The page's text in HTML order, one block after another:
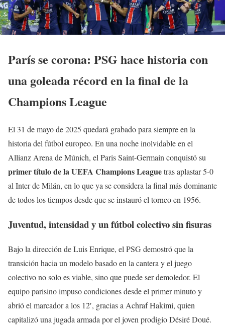
París se corona: PSG hace historia con
una goleada récord en la final de la
Champions League
El 31 de mayo de 2025 quedará grabado para siempre en la
historia del fútbol europeo. En una noche inolvidable en el
Allianz Arena de Múnich, el Paris Saint-Germain conquistó su
primer título de la UEFA Champions Leaguetras aplastar 5-0
al Inter de Milán, en lo que ya se considera la final más dominante
de todos los tiempos desde que se instauró el torneo en 1956.
Juventud, intensidad y un fútbol colectivo sin fisuras
Bajo la dirección de Luis Enrique, el PSG demostró que la
transición hacia un modelo basado en la cantera y el juego
colectivo no solo es viable, sino que puede ser demoledor. El
equipo parisino impuso condiciones desde el primer minuto y
abrió el marcador a los 12′, gracias a Achraf Hakimi, quien
capitalizó una jugada armada por el joven prodigio Désiré Doué.